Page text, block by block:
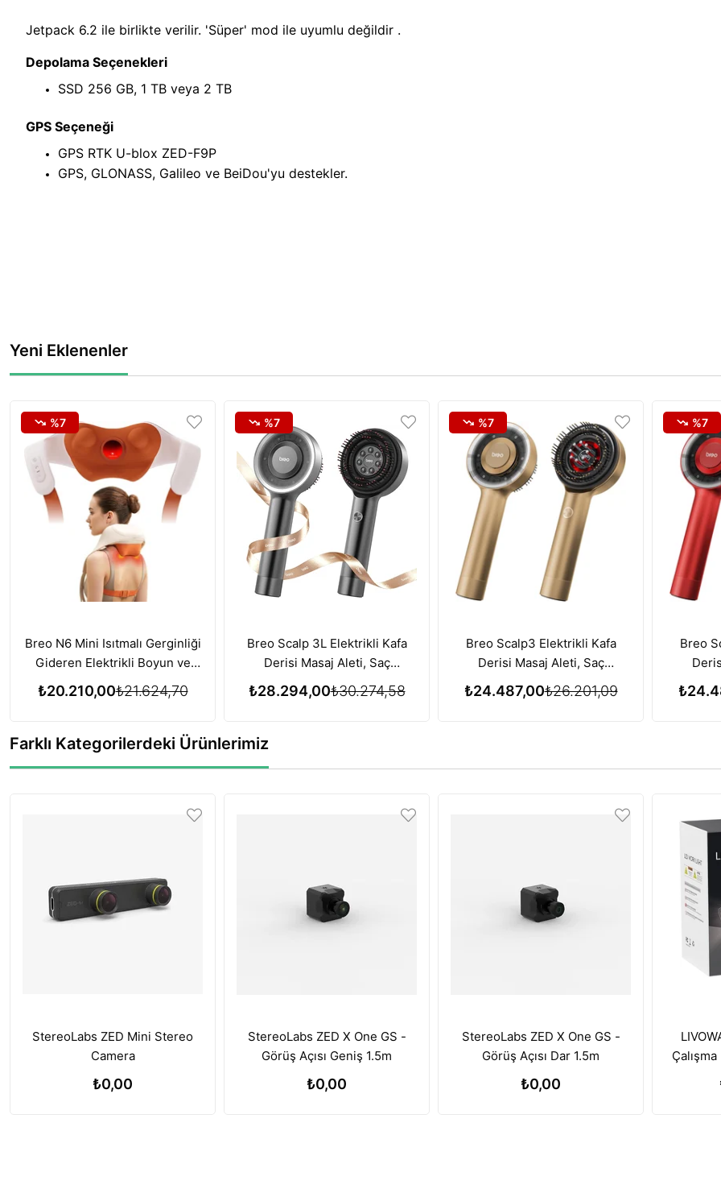
Jetpack 6.2 ile birlikte verilir. 'Süper' mod ile uyumlu değildir .
Depolama Seçenekleri
SSD 256 GB, 1 TB veya 2 TB
GPS Seçeneği
GPS RTK U-blox ZED-F9P
GPS, GLONASS, Galileo ve BeiDou'yu destekler.
Yeni Eklenenler
Breo N6 Mini Isıtmalı Gerginliği
Gideren Elektrikli Boyun ve
Omuz Masaj Aleti
₺20.210,00₺21.624,70
%7
Breo Scalp 3L Elektrikli Kafa
Derisi Masaj Aleti, Saç
Büyümesi için Kırmızı Işık
Terapisi Özelliğiyle
₺28.294,00₺30.274,58
%7
Breo Scalp3 Elektrikli Kafa
Derisi Masaj Aleti, Saç
Büyümesi için Kırmızı Işık
Terapisi Özelliği - Gold
₺24.487,00₺26.201,09
%7
Breo
%7
Farklı Kategorilerdeki Ürünlerimiz
StereoLabs ZED Mini Stereo
Camera
₺0,00
StereoLabs ZED X One GS -
Görüş Açısı Geniş 1.5m
₺0,00
StereoLabs ZED X One GS -
Görüş Açısı Dar 1.5m
₺0,00